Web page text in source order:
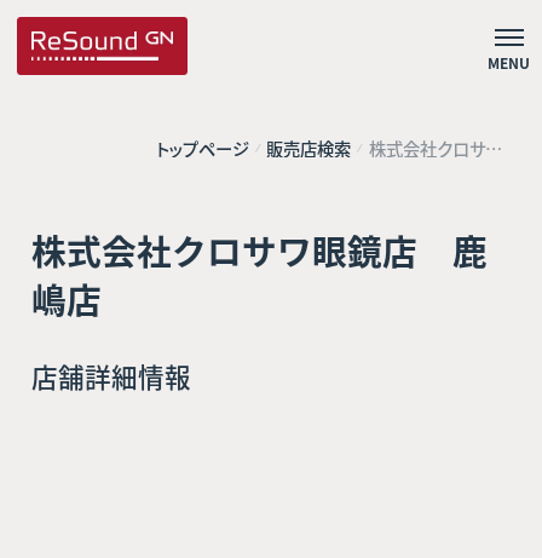
MENU
トップページ 販売店検索 株式会社クロサワ
眼鏡店 鹿嶋店
株式会社クロサワ眼鏡店 鹿
嶋店
店舗詳細情報